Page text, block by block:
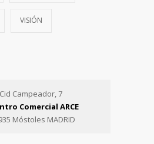
VISIÓN
Campeador, 7
Comercial ARCE
Móstoles MADRID